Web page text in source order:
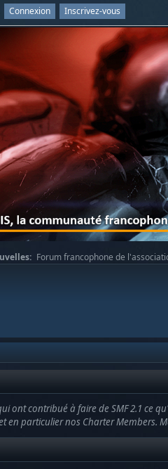
Connexion Inscrivez-vous
Forum francophone de
ont contribué à faire de SMF 2.1
en particulier nos Charter Members.